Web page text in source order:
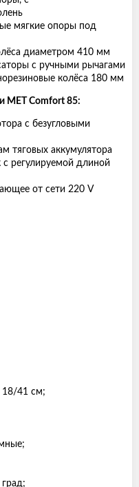
мягкие опоры под
диаметром 410 мм
с ручными рычагами
колёса 180 мм
MET Comfort 85:
с безугловыми
тяговых аккумулятора
регулируемой длиной
от сети 220 V
18/41 см;